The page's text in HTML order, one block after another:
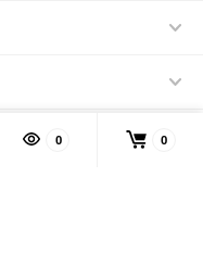
0 0